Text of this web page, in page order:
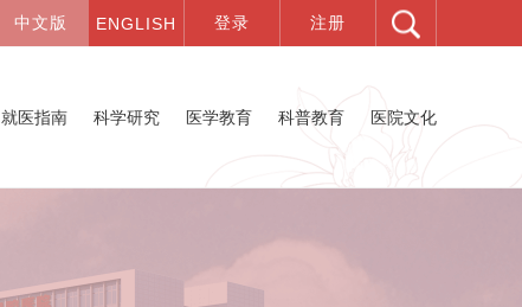
就医指南 科学研究 医学教育 科普教育 医院文化